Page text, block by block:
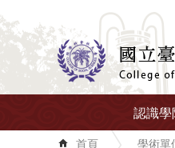
跳到主要內容區塊
認識學
首頁 學術單